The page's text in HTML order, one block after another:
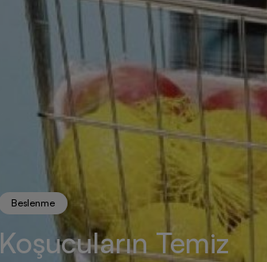
Beslenme
Koşucuların Temiz